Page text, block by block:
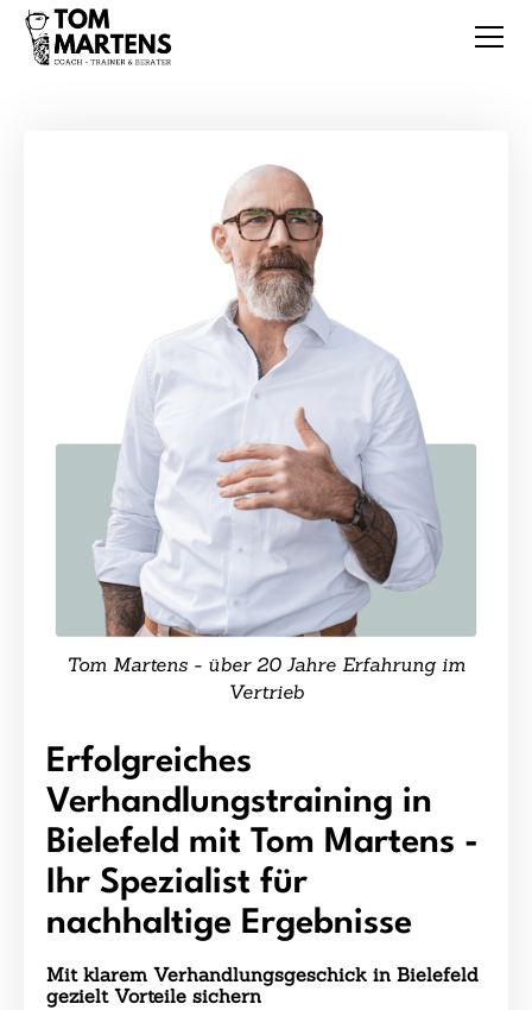
Erfolgreiches
Verhandlungstraining in
Bielefeld mit Tom Martens -
Ihr Spezialist für
nachhaltige Ergebnisse
Mit klarem Verhandlungsgeschick in Bielefeld
gezielt Vorteile sichern
Tom Martens - über 20 Jahre Erfahrung im
Vertrieb